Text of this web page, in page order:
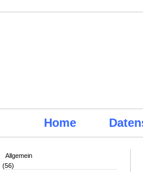
Home
Allgemein
(56)